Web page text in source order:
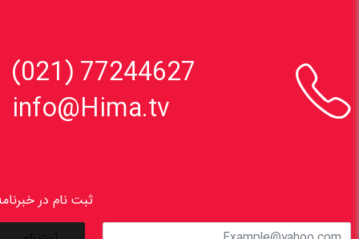

77244627 (021)
info@Hima.tv
ثبت نام در